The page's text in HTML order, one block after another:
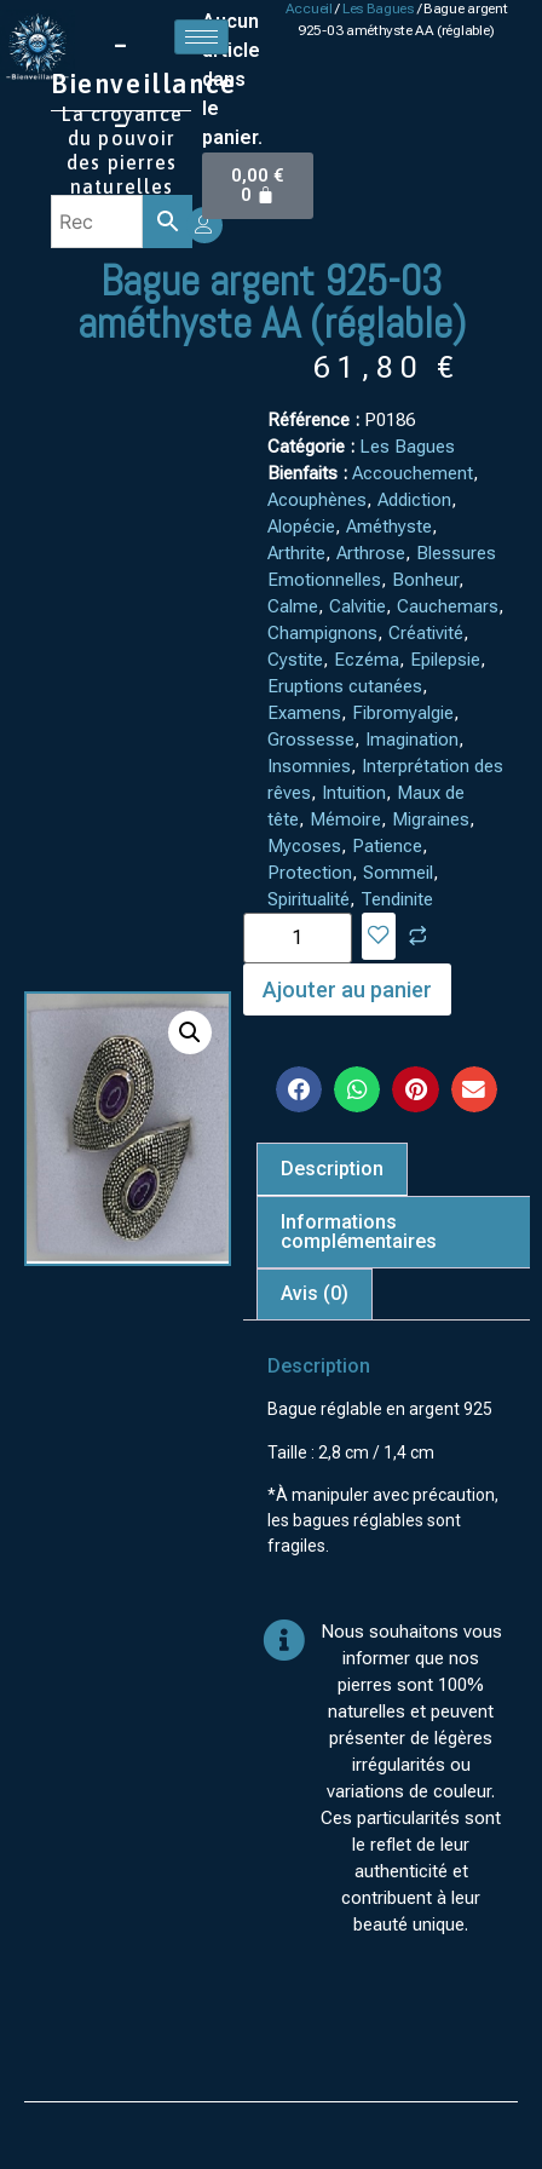
–
Bienveillance
–
La croyance
du pouvoir
des pierres
naturelles
Aucun
article
dans
le
panier.
0,00€
0
Accueil/ Les Bagues/ Bague argent
925-03 améthyste AA (réglable)
Bague argent 925-03
améthyste AA (réglable)
61,80 €
Référence : P0186
Catégorie : Les Bagues
Bienfaits : Accouchement,
Acouphènes, Addiction,
Alopécie, Améthyste,
Arthrite, Arthrose, Blessures
Emotionnelles, Bonheur,
Calme, Calvitie, Cauchemars,
Champignons, Créativité,
Cystite, Eczéma, Epilepsie,
Eruptions cutanées,
Examens, Fibromyalgie,
Grossesse, Imagination,
Insomnies, Interprétation des
rêves, Intuition, Maux de
tête, Mémoire, Migraines,
Mycoses, Patience,
Protection, Sommeil,
Spiritualité, Tendinite
Ajouter au panier
Description
Informations
complémentaires
Avis (0)
Description
Bague réglable en argent 925
Taille : 2,8 cm / 1,4 cm
*À manipuler avec précaution,
les bagues réglables sont
fragiles.
Nous souhaitons vous
informer que nos
pierres sont 100%
naturelles et peuvent
présenter de légères
irrégularités ou
variations de couleur.
Ces particularités sont
le reflet de leur
authenticité et
contribuent à leur
beauté unique.